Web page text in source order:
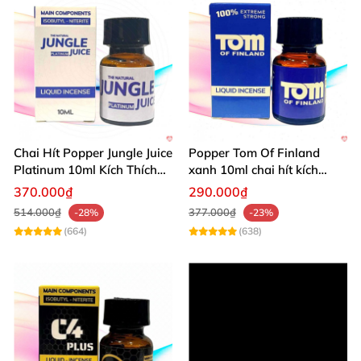
hàng nhanh chóng 24/7
. Tuyệt đối không bán
hàng giả nhái fake gây khó chịu khi sử dụng.
Chai Hít Popper Jungle Juice
Platinum 10ml Kích Thích
Mạnh
370.000₫
514.000₫
-28%
(664)
Popper Tom Of Finland
xanh 10ml chai hít kích
thích mạnh mẽ
290.000₫
377.000₫
-23%
(638)